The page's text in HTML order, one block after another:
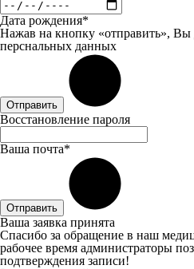
Дата рождения*
Нажав на кнопку «отправить», Вы
перснальных данных
Отправить
Восстановление пароля
Ваша почта*
Отправить
Ваша заявка принята
Спасибо за обращение в наш
рабочее время администраторы
подтверждения записи!